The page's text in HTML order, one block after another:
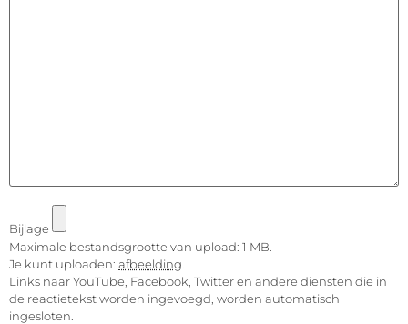
Bijlage
Maximale bestandsgrootte van upload: 1 MB.
Je kunt uploaden: afbeelding
Links naar YouTube, Facebook, Twitter en andere diensten die in
de reactietekst worden ingevoegd, worden automatisch
ingesloten.